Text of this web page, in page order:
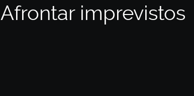
Afrontar imprevistos